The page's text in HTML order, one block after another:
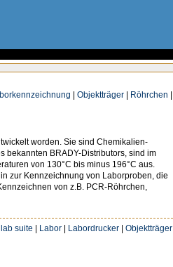
| Objektträger | Röhrchen |
worden. Sie sind Chemikalien-
bekannten BRADY-Distributors, sind im
von 130°C bis minus 196°C aus.
zur Kennzeichnung von Laborproben, die
von z.B. PCR-Röhrchen,
lab suite | Labor | Labordrucker | Objektträger